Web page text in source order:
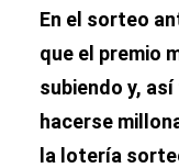
En el sorteo
que el premio
subiendo y,
hacerse
la lotería